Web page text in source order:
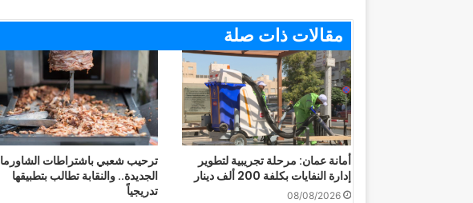
مقالات ذات صلة
أمانة عمان: مرحلة تجريبية لتطوير
إدارة النفايات بكلفة 200 ألف دينار
08/08/2026
ترحيب شعبي باشتراطات الشاورما
الجديدة.. والنقابة تطالب بتطبيقها
تدريجياً